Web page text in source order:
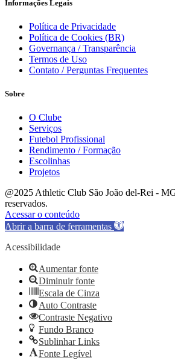
Informações Legais
Política de Privacidade
Política de Cookies (BR)
Governança / Transparência
Termos de Uso
Contato / Perguntas Frequentes
Sobre
O Clube
Serviços
Futebol Profissional
Rendimento / Formação
Escolinhas
Projetos
@2025 Athletic Club São João del-Rei -
reservados.
Acessar o conteúdo
Abrir a barra de ferramentas
Acessibilidade
Aumentar fonte
Diminuir fonte
Escala de Cinza
Auto Contraste
Contraste Negativo
Fundo Branco
Sublinhar Links
Fonte Legível